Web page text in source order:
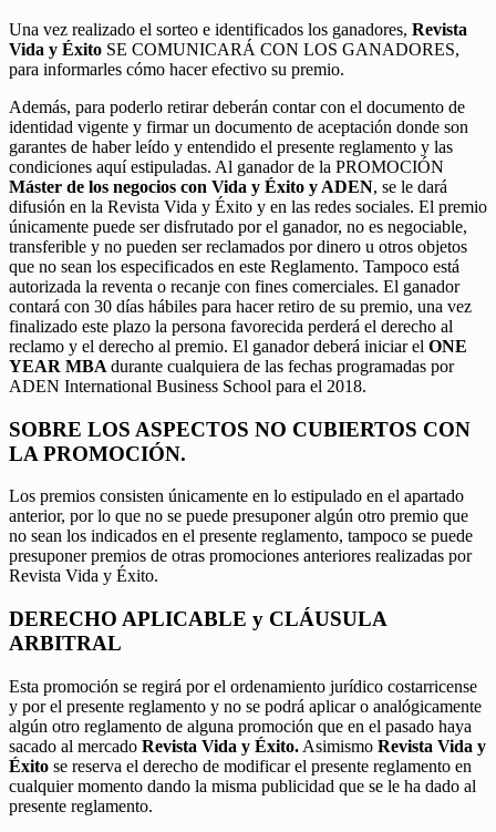
Una vez realizado el sorteo e identificados los ganadores, Revista
Vida y Éxito SE COMUNICARÁ CON LOS GANADORES,
para informarles cómo hacer efectivo su premio.
Además, para poderlo retirar deberán contar con el documento de
identidad vigente y firmar un documento de aceptación donde son
garantes de haber leído y entendido el presente reglamento y las
condiciones aquí estipuladas. Al ganador de la PROMOCIÓN
Máster de los negocios con Vida y Éxito y ADEN, se le dará
difusión en la Revista Vida y Éxito y en las redes sociales. El premio
únicamente puede ser disfrutado por el ganador, no es negociable,
transferible y no pueden ser reclamados por dinero u otros objetos
que no sean los especificados en este Reglamento. Tampoco está
autorizada la reventa o recanje con fines comerciales. El ganador
contará con 30 días hábiles para hacer retiro de su premio, una vez
finalizado este plazo la persona favorecida perderá el derecho al
reclamo y el derecho al premio. El ganador deberá iniciar el ONE
YEAR MBA durante cualquiera de las fechas programadas por
ADEN International Business School para el 2018.
SOBRE LOS ASPECTOS NO CUBIERTOS CON
LA PROMOCIÓN.
Los premios consisten únicamente en lo estipulado en el apartado
anterior, por lo que no se puede presuponer algún otro premio que
no sean los indicados en el presente reglamento, tampoco se puede
presuponer premios de otras promociones anteriores realizadas por
Revista Vida y Éxito.
DERECHO APLICABLE y CLÁUSULA
ARBITRAL
Esta promoción se regirá por el ordenamiento jurídico costarricense
y por el presente reglamento y no se podrá aplicar o analógicamente
algún otro reglamento de alguna promoción que en el pasado haya
sacado al mercado Revista Vida y Éxito. Asimismo Revista Vida y
Éxito se reserva el derecho de modificar el presente reglamento en
cualquier momento dando la misma publicidad que se le ha dado al
presente reglamento.